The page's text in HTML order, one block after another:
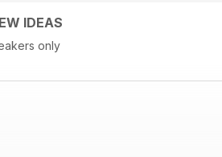
IDEAS
only